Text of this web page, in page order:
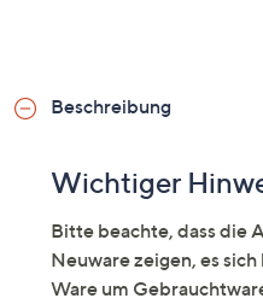
Beschreibung
Wichtiger
Bitte beachte, dass die
Neuware zeigen, es
Ware um